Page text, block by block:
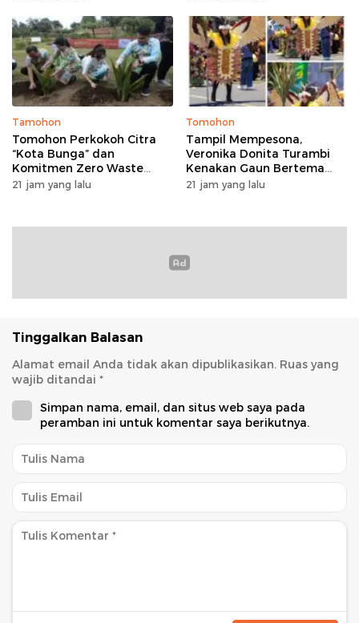
Pembangunan
Tamohon
Tomohon Perkokoh Citra
“Kota Bunga” dan
Komitmen Zero Waste
lewat Penanaman Bunga
21 jam yang lalu
Tomohon
Tampil Mempesona,
Veronika Donita Turambi
Kenakan Gaun Bertema
Manguni di TOF 2026
21 jam yang lalu
Tinggalkan Balasan
Alamat email Anda tidak akan dipublikasikan. Ruas yang
wajib ditandai *
Simpan nama, email, dan situs web saya pada
peramban ini untuk komentar saya berikutnya.